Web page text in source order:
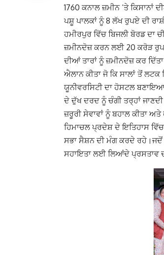
1760 ਕਨਾਲ ਜ਼ਮੀਨ ‘ਤੇ
ਪਸ਼ੂ ਪਾਲਕਾਂ ਨੂੰ 8 ਲੱਖ ਰੁਪਏ ਦੀ
ਹਮੀਰਪੁਰ ਵਿੱਚ ਬਿਜਲੀ ਬੋਰਡ ਦਾ
ਜ਼ਮੀਨਦੋਜ਼ ਕਰਨ ਲਈ 20 ਕਰੋੜ
ਦੀਆਂ ਤਾਰਾਂ ਨੂੰ ਜ਼ਮੀਨਦੋਜ਼ ਕਰ
ਐਲਾਨ ਕੀਤਾ ਜੋ ਕਿ ਸਾਲਾਂ ਤੋਂ ਲਟਕ
ਯੂਨੀਵਰਸਿਟੀ ਦਾ ਹੋਸਟਲ ਬਣਾਇਆ
ਦੇ ਦੁੱਖ ਦਰਦ ਨੂੰ ਚੰਗੀ ਤਰ੍ਹਾਂ
ਜ਼ਰੂਰੀ ਸੇਵਾਵਾਂ ਨੂੰ ਬਹਾਲ ਕੀਤਾ
ਹਿਮਾਚਲ ਪ੍ਰਦੇਸ਼ ਦੇ ਇਤਿਹਾਸ
ਸਭਾ ਸੈਸ਼ਨ ਦੀ ਮੰਗ ਕਰਦੇ ਰਹੇ।ਜਦੋਂ
ਸਹਾਇਤਾ ਲਈ ਲਿਆਂਦੇ ਪ੍ਰਸਤਾਵ